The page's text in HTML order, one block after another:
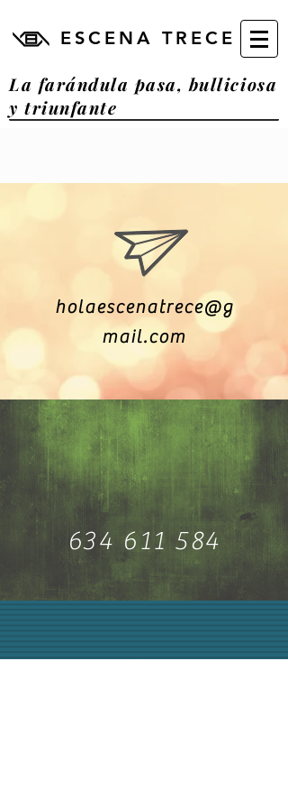
ESCENA TRECE
La farándula pasa, bulliciosa
y triunfante
holaescenatrece@g
mail.com
634 611 584